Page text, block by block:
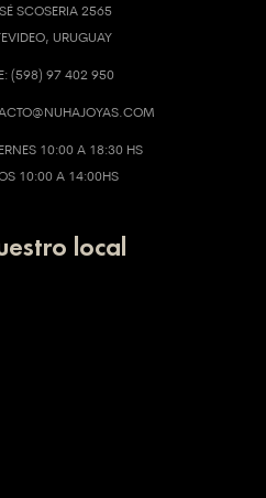
SCOSERIA 2565
URUGUAY
(598) 97 402 950
10:00 A 18:30 HS
10:00 A 14:00HS
local